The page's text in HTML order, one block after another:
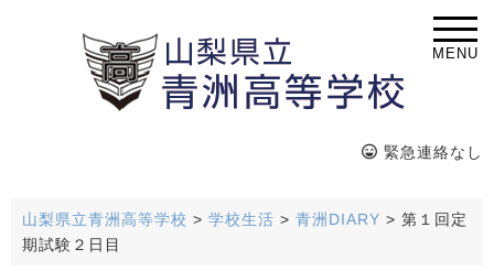
MENU
緊急連絡なし
山梨県立青洲高等学校 > 学校生活 > 青洲DIARY > 第１回定
期試験２日目